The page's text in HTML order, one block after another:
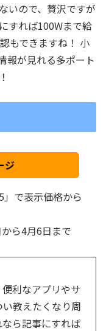
いので、贅沢ですが
すれば100Wまで給
もできますね！ 小
報が見れる多ポート
ジ
で表示価格から
ら4月6日まで
利なアプリやサ
教えたくなり周
ら記事にすれば